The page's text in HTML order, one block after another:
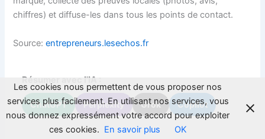
chiffres) et diffuse-les dans tous les points de contact.
Source:entrepreneurs.lesechos.fr
Résumer avec l'IA :
ChatGPT Perplexity Grok Copilot
Les cookies nous permettent de vous proposer nos
services plus facilement. En utilisant nos services, vous
nous donnez expressément votre accord pour exploiter
ces cookies. En savoir plus OK